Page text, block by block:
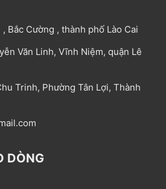
, Bắc Cường , thành phố Lào Cai
Văn Linh, Vĩnh Niệm, quận Lê
Trinh, Phường Tân Lợi, Thành
DÒNG